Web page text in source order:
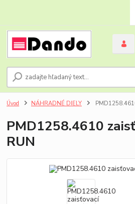
Úvod NÁHRADNÉ DIELY
PMD1258.4610
RUN